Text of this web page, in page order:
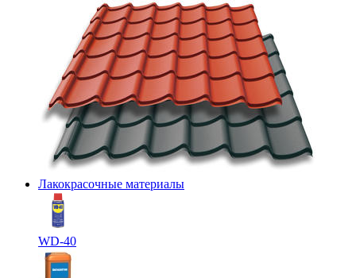
Лакокрасочные материалы
WD-40